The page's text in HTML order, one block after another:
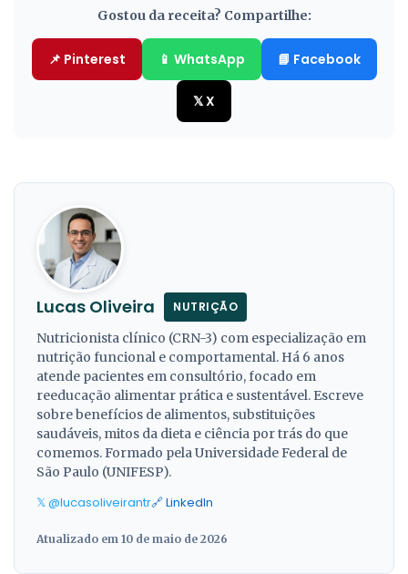
Gostou da receita? Compartilhe:
📌 Pinterest 📱 WhatsApp 📘 Facebook
𝕏 X
Lucas Oliveira NUTRIÇÃO
Nutricionista clínico (CRN-3) com especialização em
nutrição funcional e comportamental. Há 6 anos
atende pacientes em consultório, focado em
reeducação alimentar prática e sustentável. Escreve
sobre benefícios de alimentos, substituições
saudáveis, mitos da dieta e ciência por trás do que
comemos. Formado pela Universidade Federal de
São Paulo (UNIFESP).
𝕏 @lucasoliveirantr🔗 LinkedIn
Atualizado em 10 de maio de 2026